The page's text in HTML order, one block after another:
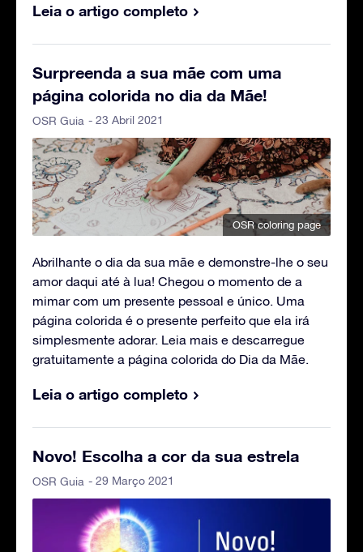
Leia o artigo completo
Surpreenda a sua mãe com uma
página colorida no dia da Mãe!
OSR Guia - 23 Abril 2021
OSR coloring page
Abrilhante o dia da sua mãe e demonstre-lhe o seu
amor daqui até à lua! Chegou o momento de a
mimar com um presente pessoal e único. Uma
página colorida é o presente perfeito que ela irá
simplesmente adorar. Leia mais e descarregue
gratuitamente a página colorida do Dia da Mãe.
Leia o artigo completo
Novo! Escolha a cor da sua estrela
OSR Guia - 29 Março 2021